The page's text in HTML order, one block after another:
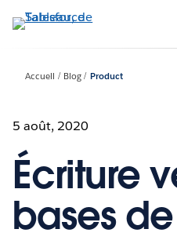
Aller
au
Accueil Blog Product
5 août, 2020
Écriture
bases